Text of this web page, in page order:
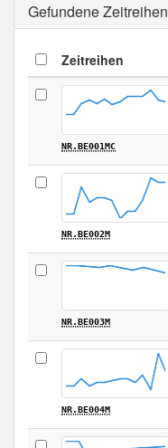
Gefundene Zeitreihen
Zeitreihen
NR.BE001MC
NR.BE002M
NR.BE003M
NR.BE004M